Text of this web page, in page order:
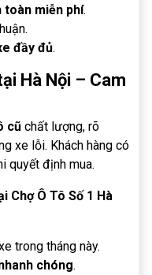
toàn miễn phí.
đầy đủ.
Hà Nội – Cam
cũchất lượng, rõ
xe lỗi. Khách hàng có
quyết định mua.
Chợ Ô Tô Số 1 Hà
trong tháng này.
chóng.